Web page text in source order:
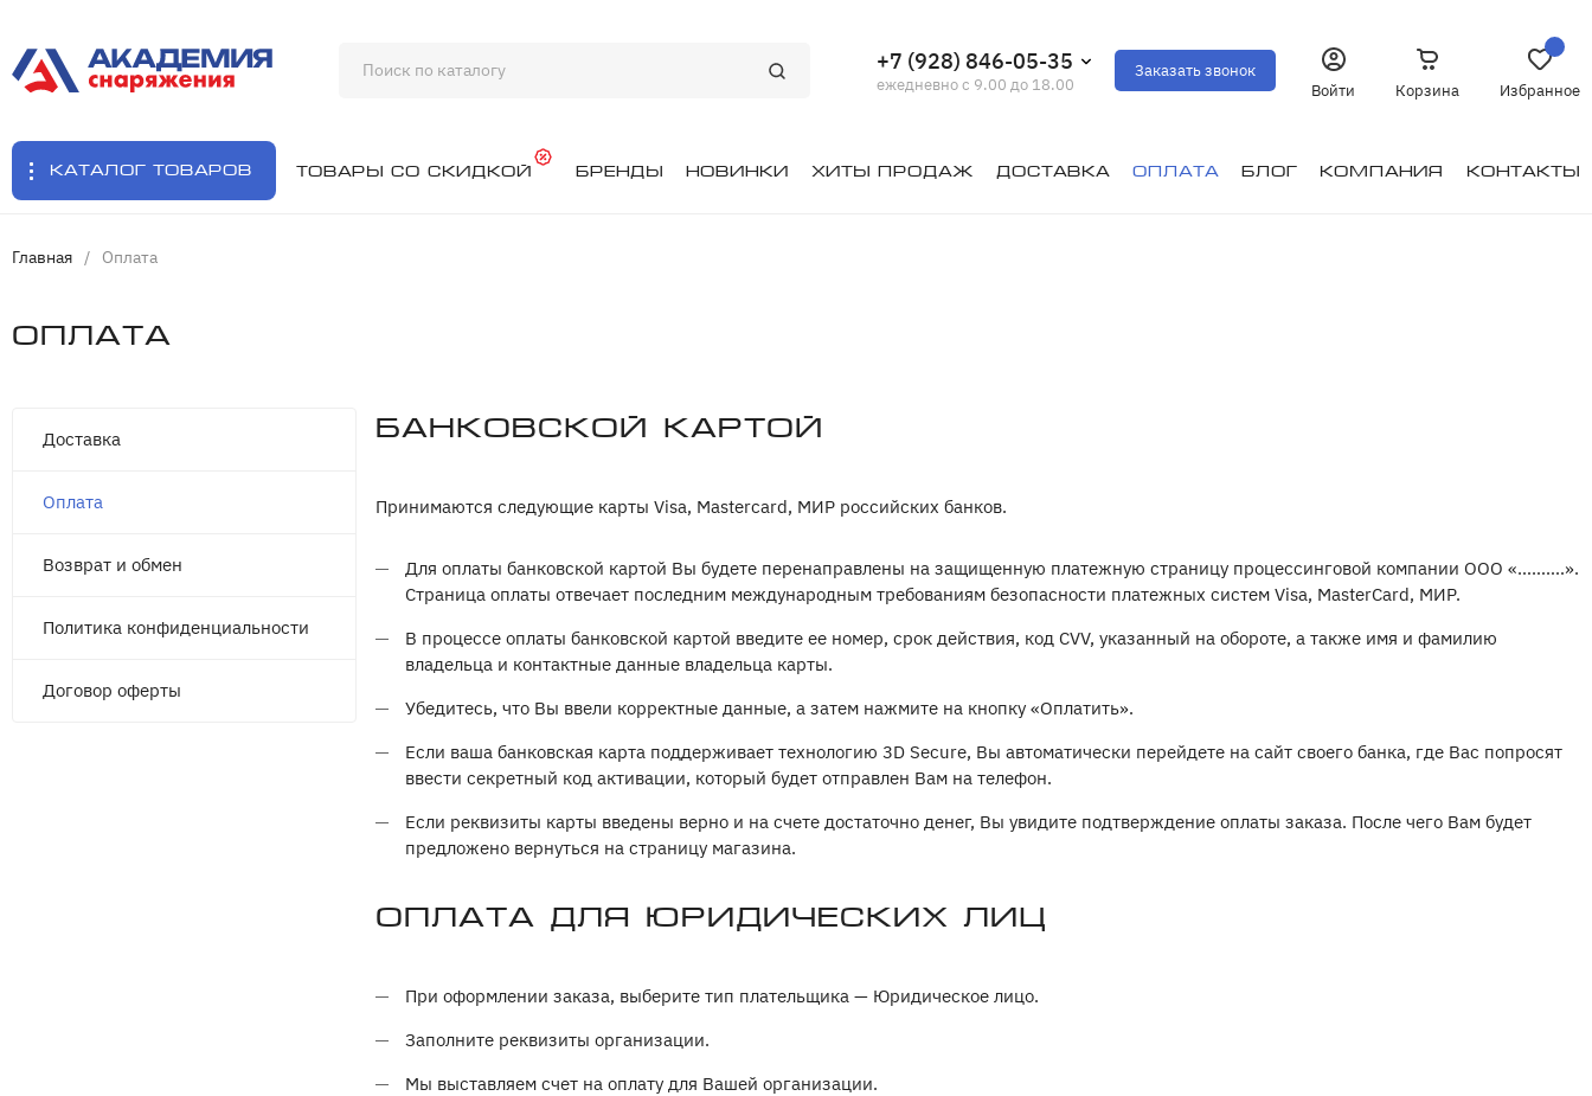
+7 (928) 846-05-35
ежедневно с 9.00 до 18.00
Заказать звонок
Войти
Корзина Избранное
Каталог товаров Товары со скидкой Бренды Новинки Хиты продаж Доставка Оплата Блог Компания Контакты
Главная / Оплата
Оплата
Доставка
Оплата
Возврат и обмен
Политика конфиденциальности
Договор оферты
Банковской картой
Принимаются следующие карты Visa, Mastercard, МИР российских банков.
Для оплаты банковской картой Вы будете перенаправлены на защищенную платежную страницу процессинговой компании ООО «……….».
Страница оплаты отвечает последним международным требованиям безопасности платежных систем Visa, MasterCard, МИР.
В процессе оплаты банковской картой введите ее номер, срок действия, код CVV, указанный на обороте, а также имя и фамилию
владельца и контактные данные владельца карты.
Убедитесь, что Вы ввели корректные данные, а затем нажмите на кнопку «Оплатить».
Если ваша банковская карта поддерживает технологию 3D Secure, Вы автоматически перейдете на сайт своего банка, где Вас попросят
ввести секретный код активации, который будет отправлен Вам на телефон.
Если реквизиты карты введены верно и на счете достаточно денег, Вы увидите подтверждение оплаты заказа. После чего Вам будет
предложено вернуться на страницу магазина.
Оплата для юридических лиц
При оформлении заказа, выберите тип плательщика — Юридическое лицо.
Заполните реквизиты организации.
Мы выставляем счет на оплату для Вашей организации.